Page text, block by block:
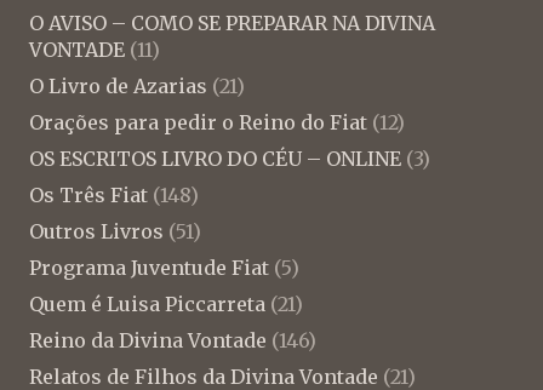
O AVISO – COMO SE PREPARAR NA DIVINA
VONTADE (11)
O Livro de Azarias (21)
Orações para pedir o Reino do Fiat (12)
OS ESCRITOS LIVRO DO CÉU – ONLINE (3)
Os Três Fiat (148)
Outros Livros (51)
Programa Juventude Fiat (5)
Quem é Luisa Piccarreta (21)
Reino da Divina Vontade (146)
Relatos de Filhos da Divina Vontade (21)